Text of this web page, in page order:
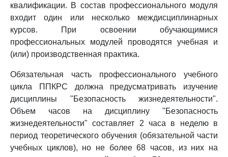
квалификации. В состав профессионального модуля
входит один или несколько междисциплинарных
курсов. При освоении обучающимися
профессиональных модулей проводятся учебная и
(или) производственная практика.
Обязательная часть профессионального учебного
цикла ППКРС должна предусматривать изучение
дисциплины "Безопасность жизнедеятельности".
Объем часов на дисциплину "Безопасность
жизнедеятельности" составляет 2 часа в неделю в
период теоретического обучения (обязательной части
учебных циклов), но не более 68 часов, из них на